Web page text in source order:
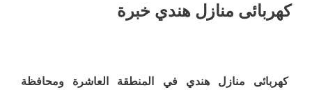
كهربائى منازل هندي خبرة
كهربائى منازل هندي في المنطقة العاشرة ومحافظة